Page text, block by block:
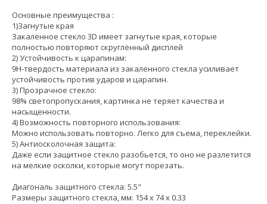
Основные преимущества :
1)Загнутые края
Закалённое стекло 3D имеет загнутые края, которые
полностью повторяют скруглённый дисплей
2) Устойчивость к царапинам:
9H-твердость материала из закаленного стекла усиливает
устойчивость против ударов и царапин.
3) Прозрачное стекло:
98% светопропускания, картинка не теряет качества и
насыщенности.
4) Возможность повторного использования:
Можно использовать повторно. Легко для съема, переклейки.
5) Антиосколочная защита:
Даже если защитное стекло разобьется, то оно не разлетится
на мелкие осколки, которые могут порезать.
Диагональ защитного стекла: 5.5"
Размеры защитного стекла, мм: 154 x 74 x 0.33